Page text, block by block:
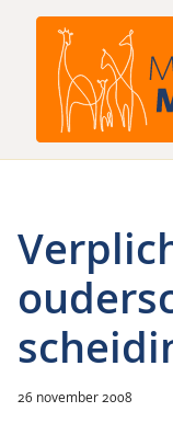
26 november 2008